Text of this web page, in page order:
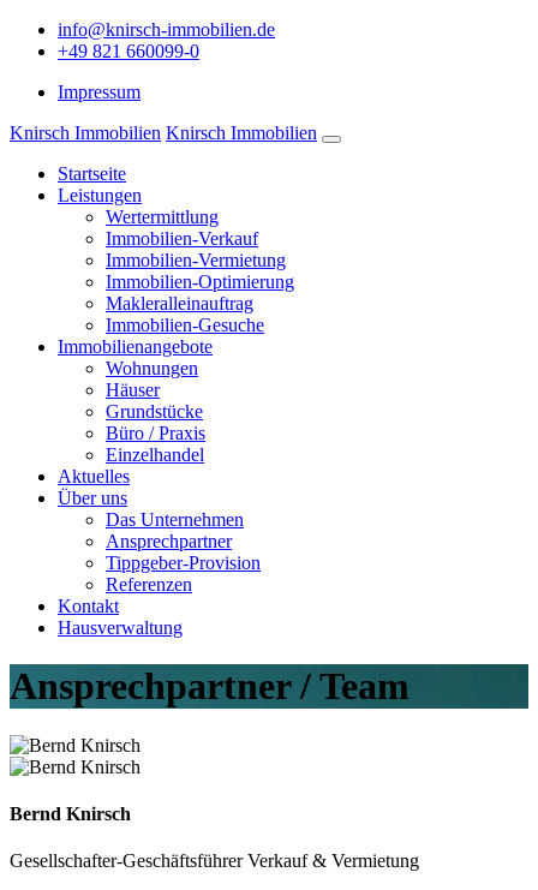
info@knirsch-immobilien.de
+49 821 660099-0
Impressum
Knirsch Immobilien Knirsch Immobilien
Startseite
Leistungen
Wertermittlung
Immobilien-Verkauf
Immobilien-Vermietung
Immobilien-Optimierung
Makleralleinauftrag
Immobilien-Gesuche
Immobilienangebote
Wohnungen
Häuser
Grundstücke
Büro / Praxis
Einzelhandel
Aktuelles
Über uns
Das Unternehmen
Ansprechpartner
Tippgeber-Provision
Referenzen
Kontakt
Hausverwaltung
Ansprechpartner / Team
Bernd Knirsch
Gesellschafter-GeschäftsführerVerkauf & Vermietung